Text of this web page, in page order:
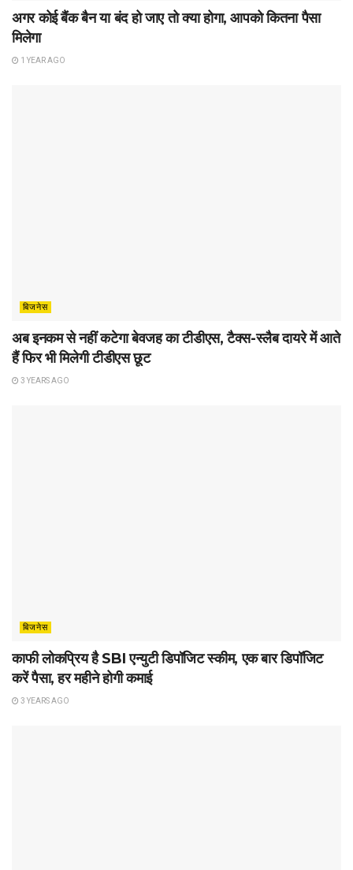
अगर कोई बैंक बैन या बंद हो जाए तो क्या होगा, आपको कितना पैसा
मिलेगा
1 YEAR AGO
बिजनेस
अब इनकम से नहीं कटेगा बेवजह का टीडीएस, टैक्स-स्लैब दायरे में आते
हैं फिर भी मिलेगी टीडीएस छूट
3 YEARS AGO
बिजनेस
काफी लोकप्रिय है SBI एन्युटी डिपॉजिट स्कीम, एक बार डिपॉजिट
करें पैसा, हर महीने होगी कमाई
3 YEARS AGO